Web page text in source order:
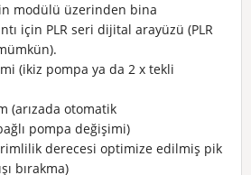
modülü üzerinden bina
için PLR seri dijital arayüzü (PLR
(ikiz pompa ya da 2 x tekli
(arızada otomatik
pompa değişimi)
derecesi optimize edilmiş pik
bırakma)